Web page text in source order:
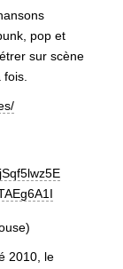
pop et
sur scène
2010, le